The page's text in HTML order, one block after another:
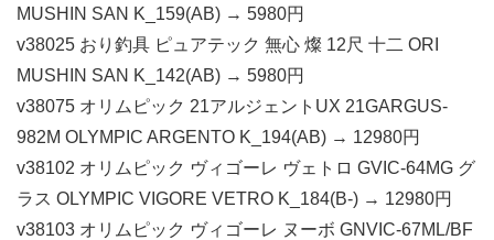
MUSHIN SAN K_159(AB) → 5980円
v38025 おり釣具 ピュアテック 無心 燦 12尺 十二 ORI
MUSHIN SAN K_142(AB) → 5980円
v38075 オリムピック 21アルジェントUX 21GARGUS-
982M OLYMPIC ARGENTO K_194(AB) → 12980円
v38102 オリムピック ヴィゴーレ ヴェトロ GVIC-64MG グ
ラス OLYMPIC VIGORE VETRO K_184(B-) → 12980円
v38103 オリムピック ヴィゴーレ ヌーボ GNVIC-67ML/BF